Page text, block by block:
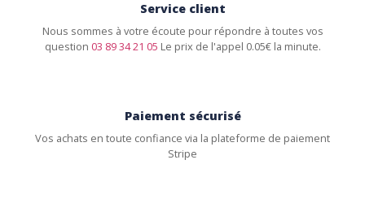
Service client
Nous sommes à votre écoute pour répondre à toutes vos
question 03 89 34 21 05 Le prix de l'appel 0.05€ la minute.
Paiement sécurisé
Vos achats en toute confiance via la plateforme de paiement
Stripe